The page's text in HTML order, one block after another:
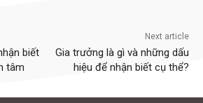
biết
tâm
Next article
Gia trưởng là gì và những dấu
hiệu để nhận biết cụ thể?